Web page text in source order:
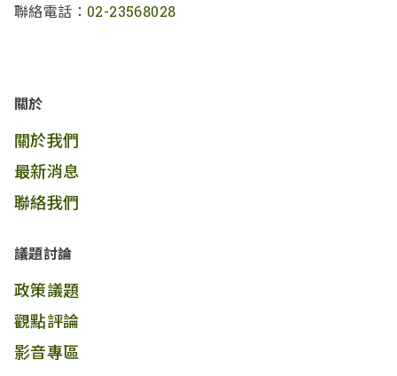
聯絡電話： 02-23568028
關於
關於我們
最新消息
聯絡我們
議題討論
政策議題
觀點評論
影音專區